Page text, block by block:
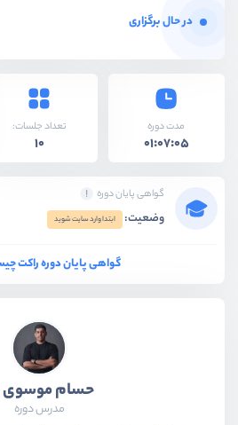
در حال برگزاری
مدت دوره
01:07:05
تعداد جلسات:
10
گواهی پایان دوره
وضعیت: ابتدا وارد سایت شوید
گواهی پایان دوره راکت
حسام موسوی
مدرس دوره